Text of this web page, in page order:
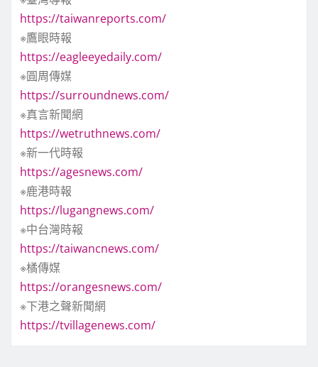
https://taiwanreports.com/
※鷹眼時報
https://eagleeyedaily.com/
※圓周傳媒
https://surroundnews.com/
※真言新聞網
https://wetruthnews.com/
※新一代時報
https://agesnews.com/
※鹿港時報
https://lugangnews.com/
※中台灣時報
https://taiwancnews.com/
※橘傳媒
https://orangesnews.com/
※下港之聲新聞網
https://tvillagenews.com/